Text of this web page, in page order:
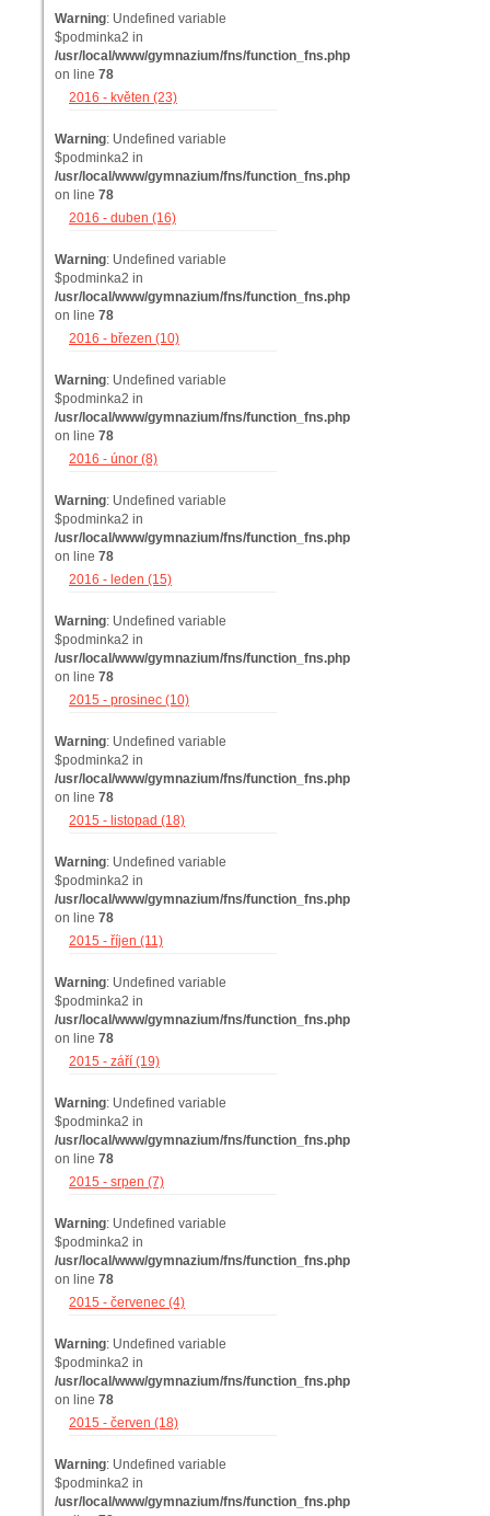
Warning: Undefined variable
$podminka2 in
/usr/local/www/gymnazium/fns/function_fns.php
on line 78
2016 - květen (23)
Warning: Undefined variable
$podminka2 in
/usr/local/www/gymnazium/fns/function_fns.php
on line 78
2016 - duben (16)
Warning: Undefined variable
$podminka2 in
/usr/local/www/gymnazium/fns/function_fns.php
on line 78
2016 - březen (10)
Warning: Undefined variable
$podminka2 in
/usr/local/www/gymnazium/fns/function_fns.php
on line 78
2016 - únor (8)
Warning: Undefined variable
$podminka2 in
/usr/local/www/gymnazium/fns/function_fns.php
on line 78
2016 - leden (15)
Warning: Undefined variable
$podminka2 in
/usr/local/www/gymnazium/fns/function_fns.php
on line 78
2015 - prosinec (10)
Warning: Undefined variable
$podminka2 in
/usr/local/www/gymnazium/fns/function_fns.php
on line 78
2015 - listopad (18)
Warning: Undefined variable
$podminka2 in
/usr/local/www/gymnazium/fns/function_fns.php
on line 78
2015 - říjen (11)
Warning: Undefined variable
$podminka2 in
/usr/local/www/gymnazium/fns/function_fns.php
on line 78
2015 - září (19)
Warning: Undefined variable
$podminka2 in
/usr/local/www/gymnazium/fns/function_fns.php
on line 78
2015 - srpen (7)
Warning: Undefined variable
$podminka2 in
/usr/local/www/gymnazium/fns/function_fns.php
on line 78
2015 - červenec (4)
Warning: Undefined variable
$podminka2 in
/usr/local/www/gymnazium/fns/function_fns.php
on line 78
2015 - červen (18)
Warning: Undefined variable
$podminka2 in
/usr/local/www/gymnazium/fns/function_fns.php